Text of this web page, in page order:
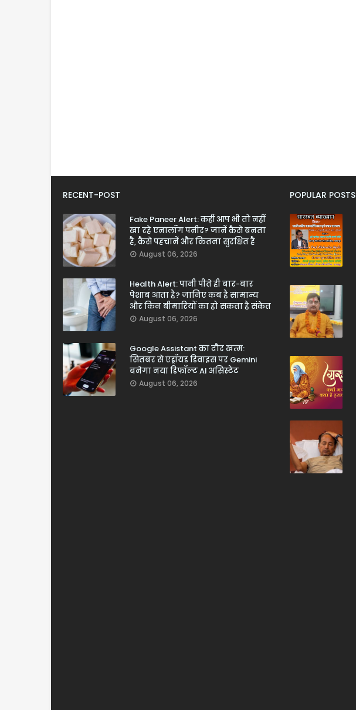
RECENT-POST
Fake Paneer Alert: कहीं आप भी तो नहीं
खा रहे एनालॉग पनीर? जानें कैसे बनता
है, कैसे पहचानें और कितना सुरक्षित है
August 06, 2026
Health Alert: पानी पीते ही बार-बार
पेशाब आता है? जानिए कब है सामान्य
और किन बीमारियों का हो सकता है संकेत
August 06, 2026
Google Assistant का दौर खत्म:
सितंबर से एंड्रॉयड डिवाइस पर Gemini
बनेगा नया डिफॉल्ट AI असिस्टेंट
August 06, 2026
POPULAR POSTS